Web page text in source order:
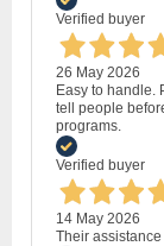
Verified buyer
26 May 2026
Easy to handle.
tell people
programs.
Verified buyer
14 May 2026
Their